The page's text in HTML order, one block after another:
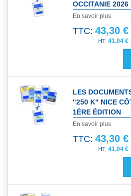
OCCITANIE 2026
En savoir plus
TTC: 43,30 €
41,04 €
LES
"250 K" NICE
1ÈRE ÉDITION
En savoir plus
TTC: 43,30 €
41,04 €